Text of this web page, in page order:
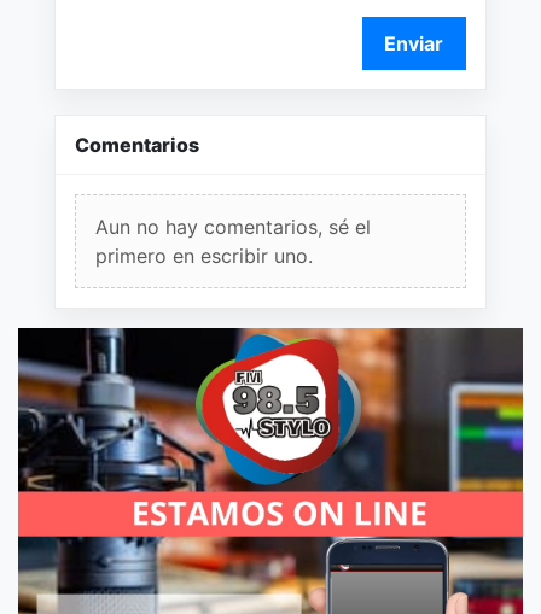
Enviar
Comentarios
Aun no hay comentarios, sé el
primero en escribir uno.